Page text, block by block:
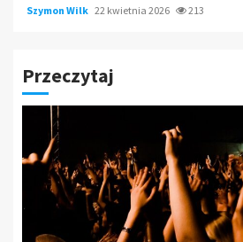
Szymon Wilk 22 kwietnia 2026 213
Przeczytaj